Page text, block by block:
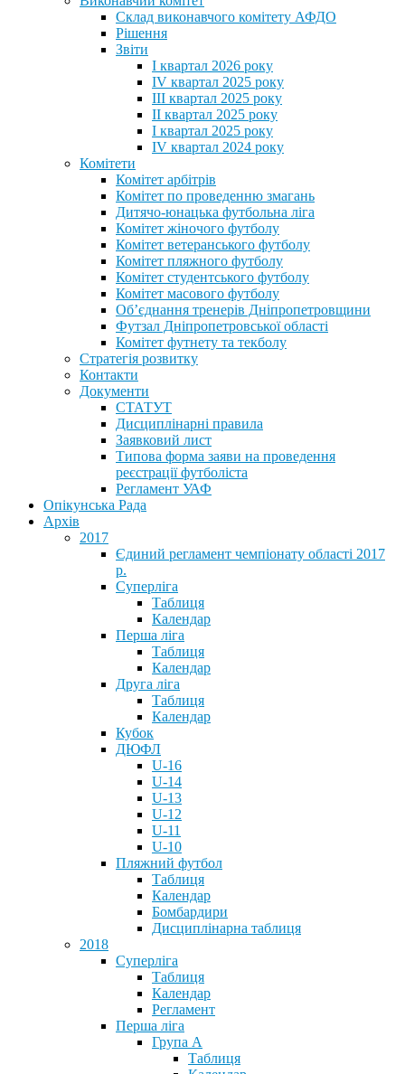
Склад виконавчого комітету АФДО
Рішення
Звіти
I квартал 2026 року
IV квартал 2025 року
III квартал 2025 року
II квартал 2025 року
I квартал 2025 року
IV квартал 2024 року
Комітети
Комітет арбітрів
Комітет по проведенню змагань
Дитячо-юнацька футбольна ліга
Комітет жіночого футболу
Комітет ветеранського футболу
Комітет пляжного футболу
Комітет студентського футболу
Комітет масового футболу
Обʼєднання тренерів Дніпропетровщини
Футзал Дніпропетровської області
Комітет футнету та текболу
Стратегія розвитку
Контакти
Документи
СТАТУТ
Дисциплінарні правила
Заявковий лист
Типова форма заяви на проведення
реєстрації футболіста
Регламент УАФ
Опікунська Рада
Архів
2017
Єдиний регламент чемпіонату області 2017
р.
Суперліга
Таблиця
Календар
Перша ліга
Таблиця
Календар
Друга ліга
Таблиця
Календар
Кубок
ДЮФЛ
U-16
U-14
U-13
U-12
U-11
U-10
Пляжний футбол
Таблиця
Календар
Бомбардири
Дисциплінарна таблиця
2018
Суперліга
Таблиця
Календар
Регламент
Перша ліга
Група А
Таблиця